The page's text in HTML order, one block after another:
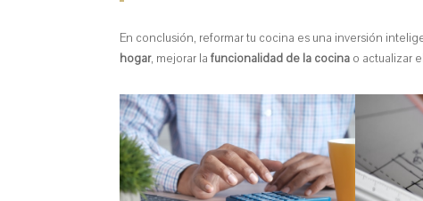
En conclusión, reformar tu cocina es una inversión
hogar, mejorar lafuncionalidad de la cocina o actualizar el